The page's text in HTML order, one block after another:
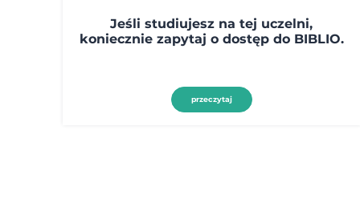
Jeśli studiujesz na tej uczelni,
koniecznie zapytaj o dostęp do BIBLIO.
przeczytaj